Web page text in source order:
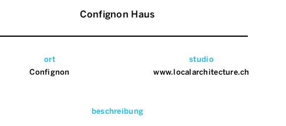
Confignon Haus
ort
Confignon
studio
www.localarchitecture.ch
beschreibung